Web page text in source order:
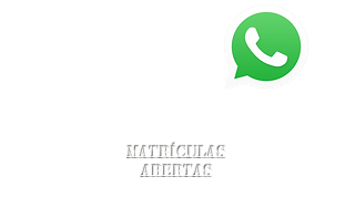
Matrículas
Abertas